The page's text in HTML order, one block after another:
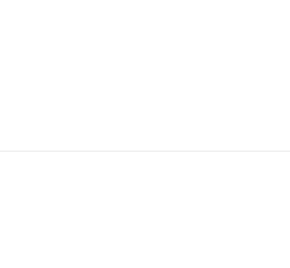
绑定灵符*1000,元宝*1000